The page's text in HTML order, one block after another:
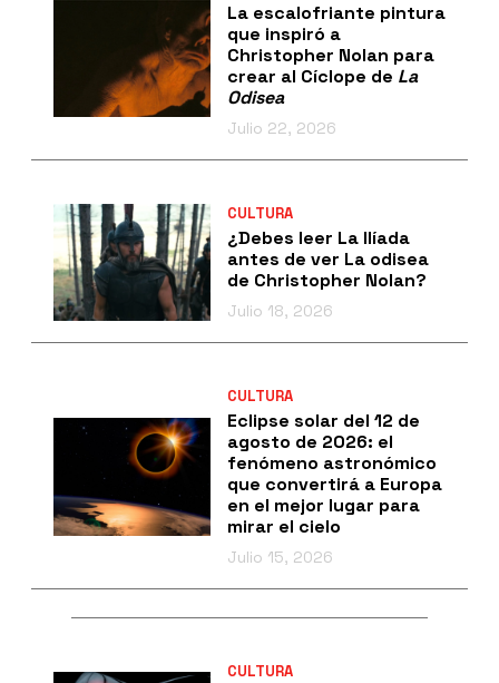
La escalofriante pintura
que inspiró a
Christopher Nolan para
crear al Cíclope de La
Odisea
Julio 22, 2026
CULTURA
¿Debes leer La Ilíada
antes de ver La odisea
de Christopher Nolan?
Julio 18, 2026
CULTURA
Eclipse solar del 12 de
agosto de 2026: el
fenómeno astronómico
que convertirá a Europa
en el mejor lugar para
mirar el cielo
Julio 15, 2026
CULTURA